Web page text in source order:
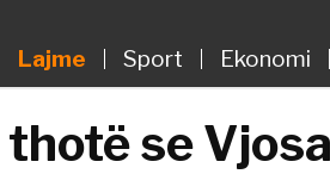
Lajme Sport Ekonomi
se